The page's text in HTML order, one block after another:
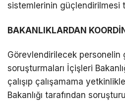
sistemlerinin güçlendirilmesi
BAKANLIKLARDAN
Görevlendirilecek personelin
soruşturmaları İçişleri
çalışıp çalışamama
Bakanlığı tarafından